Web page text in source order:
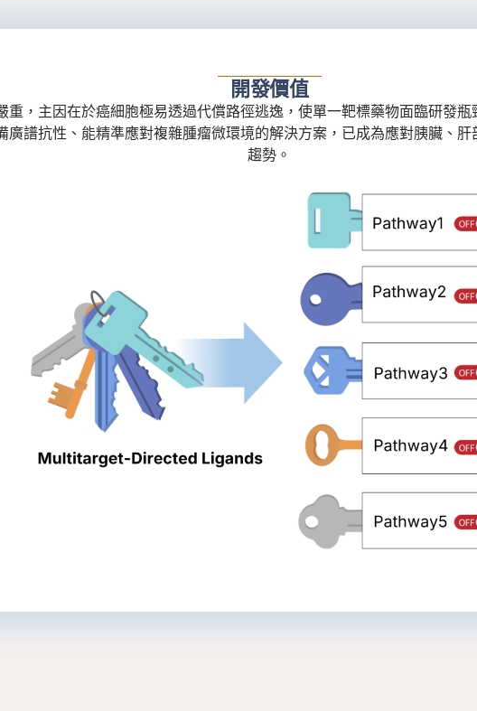
開發價值
重，主因在於癌細胞極易透過代償路徑逃逸，使單一靶標藥物面臨研發
廣譜抗性、能精準應對複雜腫瘤微環境的解決方案，已成為應對胰臟、
趨勢。